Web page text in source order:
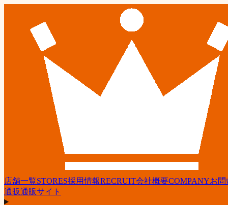
店舗一覧STORES採用情報RECRUIT会社概要COMPANYお問
通販通販サイト